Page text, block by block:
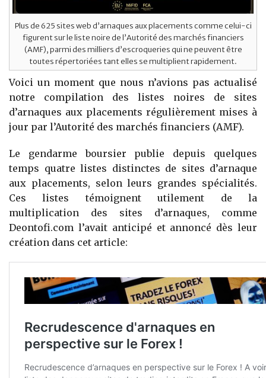
Plus de 625 sites web d’arnaques aux placements comme celui-ci
figurent sur le liste noire de l’Autorité des marchés financiers
(AMF), parmi des milliers d’escroqueries qui ne peuvent être
toutes répertoriées tant elles se multiplient rapidement.
Voici un moment que nous n’avions pas actualisé
notre compilation des listes noires de sites
d’arnaques aux placements régulièrement mises à
jour par l’Autorité des marchés financiers (AMF).
Le gendarme boursier publie depuis quelques
temps quatre listes distinctes de sites d’arnaque
aux placements, selon leurs grandes spécialités.
Ces listes témoignent utilement de la
multiplication des sites d’arnaques, comme
Deontofi.com l’avait anticipé et annoncé dès leur
création dans cet article: